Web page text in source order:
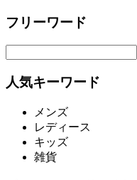
フリーワード
人気キーワード
メンズ
レディース
キッズ
雑貨